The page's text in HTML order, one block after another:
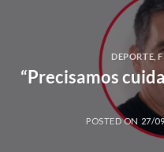
DEPORTE ,
“Precisamos
POSTED ON 27/